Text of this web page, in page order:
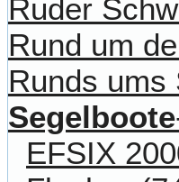
Ruder
Rund um
Runds ums
Segelboote
EFSIX